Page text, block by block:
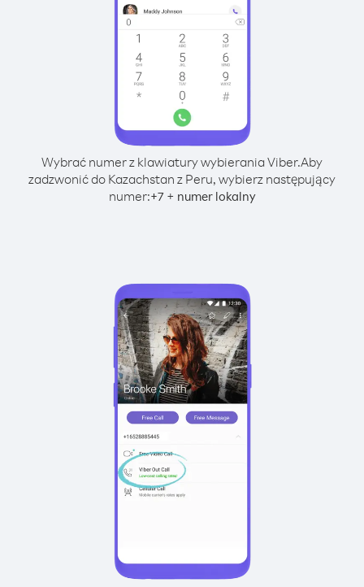
Wybrać numer z klawiatury wybierania Viber.Aby
zadzwonić do Kazachstan z Peru, wybierz następujący
numer:+7+ numer lokalny